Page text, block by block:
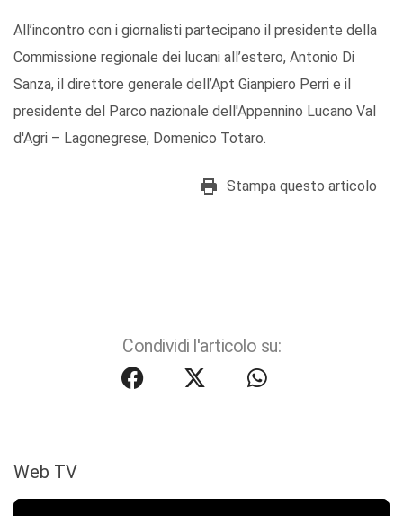
All’incontro con i giornalisti partecipano il presidente della
Commissione regionale dei lucani all’estero, Antonio Di
Sanza, il direttore generale dell’Apt Gianpiero Perri e il
presidente del Parco nazionale dell'Appennino Lucano Val
d'Agri – Lagonegrese, Domenico Totaro.
Stampa questo articolo
Condividi l'articolo su:
Web TV